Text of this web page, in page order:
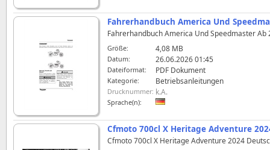
Fahrerhandbuch America Und
Fahrerhandbuch America Und Speedmaster Ab
Größe: 4,08 MB
Datum: 26.06.2026 01:45
Dateiformat: PDF Dokument
Kategorie: Betriebsanleitungen
Drucknummer: k.A.
Sprache(n):
Cfmoto 700cl X Heritage Adventure
Cfmoto 700cl X Heritage Adventure 2024